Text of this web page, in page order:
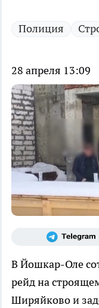
Полиция
28 апреля 13:09
В Йошкар-Оле
рейд на
Ширяйково и